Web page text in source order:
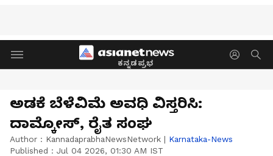
ಕನ್ನಡಪ್ರಭ
ಅಡಕೆ ಬೆಳೆವಿಮೆ ಅವಧಿ ವಿಸ್ತರಿಸಿ:
ದಾಮ್ಕೋಸ್‌, ರೈತ ಸಂಘ
Author : KannadaprabhaNewsNetwork | Karnataka-News
Published : Jul 04 2026, 01:30 AM IST